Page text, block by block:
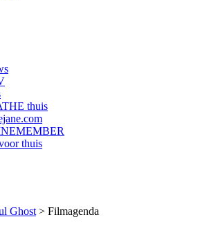
thuis
thuis
Ghost > Filmagenda